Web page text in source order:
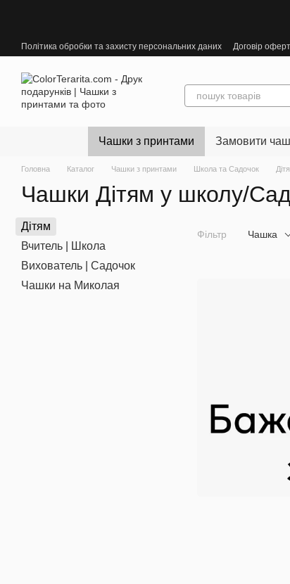
Політика обробки та захисту персональних даних Договір
Чашки з принтами Замовити
Головна Каталог Чашки з принтами Школа та Садочок
Чашки Дітям у школу/
Фільтр Чашка
Дітям
Вчитель | Школа
Вихователь | Cадочок
Чашки на Миколая